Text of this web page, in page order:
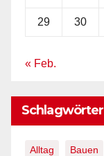
29 30
« Feb.
Schlagwörter
Alltag Bauen